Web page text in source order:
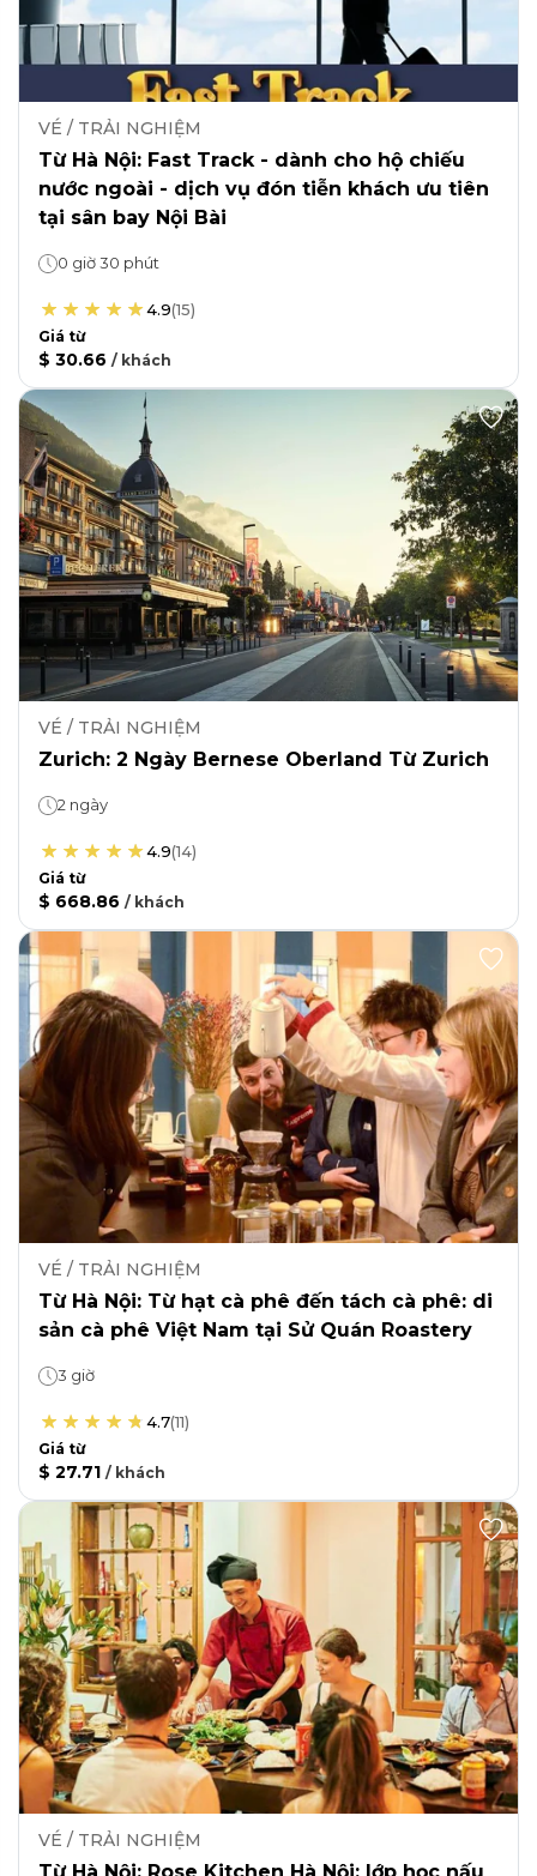
VÉ / TRẢI NGHIỆM
Từ Hà Nội: Fast Track - dành cho hộ chiếu
nước ngoài - dịch vụ đón tiễn khách ưu tiên
tại sân bay Nội Bài
0 giờ 30 phút
4.9(15)
Giá từ
$ 30.66 / khách
VÉ / TRẢI NGHIỆM
Zurich: 2 Ngày Bernese Oberland Từ Zurich
2 ngày
4.9(14)
Giá từ
$ 668.86 / khách
VÉ / TRẢI NGHIỆM
Từ Hà Nội: Từ hạt cà phê đến tách cà phê: di
sản cà phê Việt Nam tại Sử Quán Roastery
3 giờ
4.7(11)
Giá từ
$ 27.71 / khách
VÉ / TRẢI NGHIỆM